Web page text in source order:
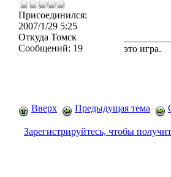
Присоединился:
2007/1/29 5:25
Откуда Томск
Сообщений: 19
это игра.
Вверх Предыдущая тема
Зарегистрируйтесь, чтобы